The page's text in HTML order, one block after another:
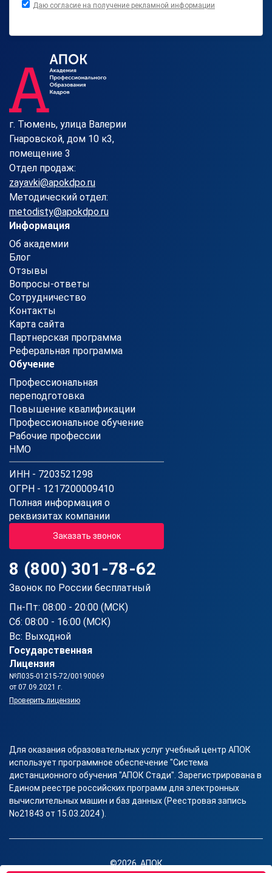
Даю согласие на получение рекламной информации
г. Тюмень, улица Валерии
Гнаровской, дом 10 к3,
помещение 3
Отдел продаж:
zayavki@apokdpo.ru
Методический отдел:
metodisty@apokdpo.ru
Информация
Об академии
Блог
Отзывы
Вопросы-ответы
Сотрудничество
Контакты
Карта сайта
Партнерская программа
Реферальная программа
Обучение
Профессиональная
переподготовка
Повышение квалификации
Профессиональное обучение
Рабочие профессии
НМО
ИНН - 7203521298
ОГРН - 1217200009410
Полная информация о
реквизитах компании
Заказать звонок
8 (800) 301-78-62
Звонок по России бесплатный
Пн-Пт: 08:00 - 20:00 (МСК)
Сб: 08:00 - 16:00 (МСК)
Вс: Выходной
Государственная
Лицензия
№Л035-01215-72/00190069
от 07.09.2021 г.
Проверить лицензию
Для оказания образовательных услуг учебный центр АПОК
использует программное обеспечение "Система
дистанционного обучения "АПОК Стади". Зарегистрирована в
Едином реестре российских программ для электронных
вычислительных машин и баз данных (Реестровая запись
No21843 от 15.03.2024 ).
©2026, АПОК